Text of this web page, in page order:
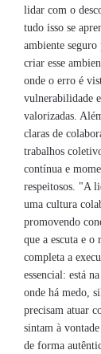
lidar com o
tudo isso se
ambiente seguro
criar esse
onde o erro é
vulnerabilidade e
valorizadas.
claras de
trabalhos
contínua e
respeitosos. "A
uma cultura
promovendo
que a escuta e o
completa a
essencial: está
onde há medo,
precisam atuar
sintam à
de forma